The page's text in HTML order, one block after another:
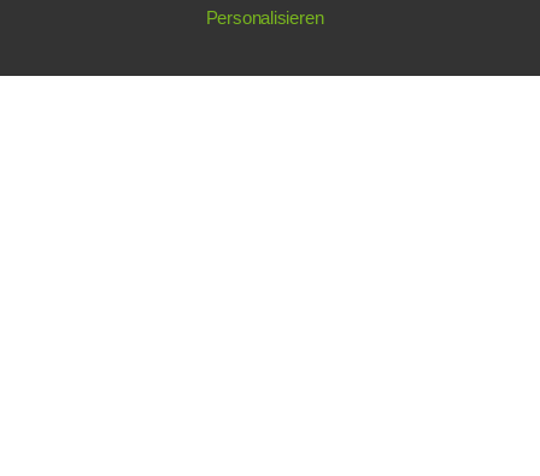
|IMPRESSUM|DATENSCHUTZ
Personalisieren